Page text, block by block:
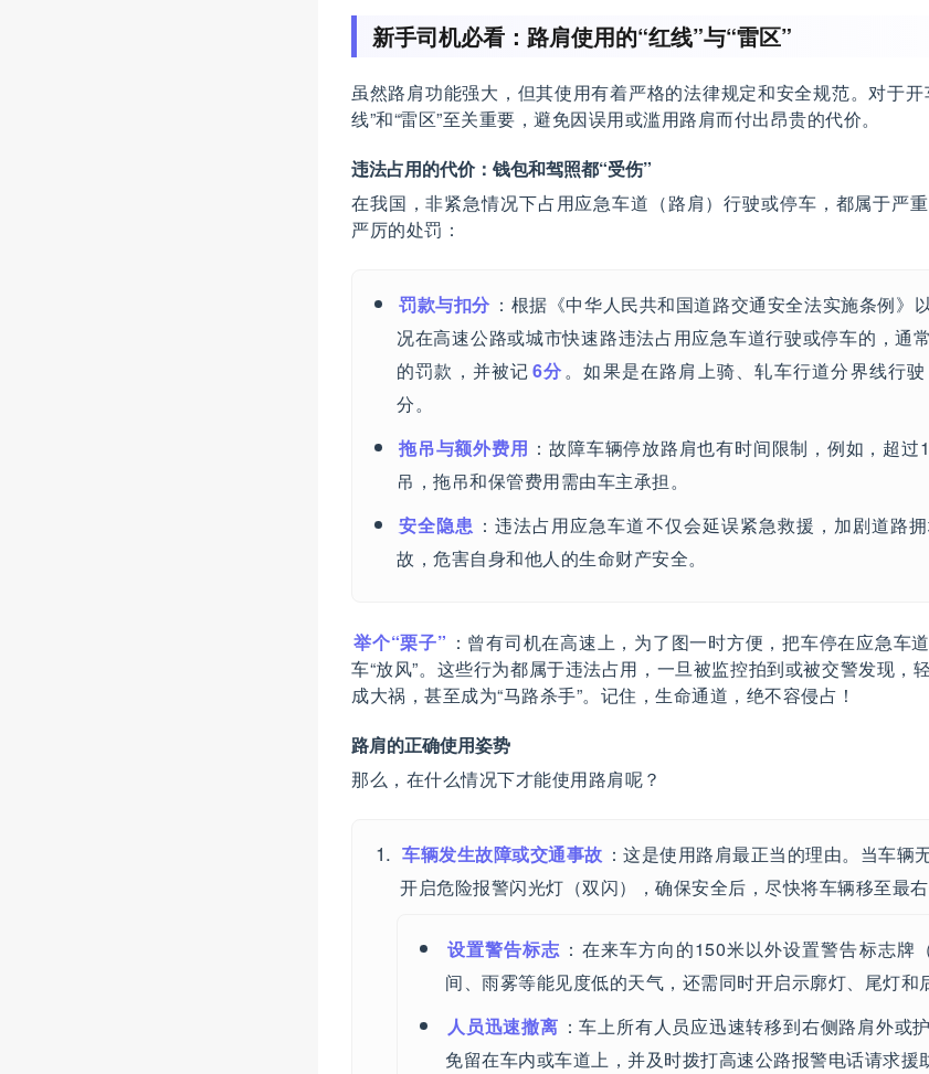
新手司机必看：路肩使用的“红线”与“雷区”
虽然路肩功能强大，但其使用有着严格的法律规定和安全规范。对于
线”和“雷区”至关重要，避免因误用或滥用路肩而付出昂贵的代价。
违法占用的代价：钱包和驾照都“受伤”
在我国，非紧急情况下占用应急车道（路肩）行驶或停车，都属于严
严厉的处罚：
罚款与扣分 ：根据《中华人民共和国道路交通安全法实施条例》
况在高速公路或城市快速路违法占用应急车道行驶或停车的，通
的罚款，并被记6分。如果是在路肩上骑、轧车行道分界线行
分。
拖吊与额外费用 ：故障车辆停放路肩也有时间限制，例如，超
吊，拖吊和保管费用需由车主承担。
安全隐患 ：违法占用应急车道不仅会延误紧急救援，加剧道路
故，危害自身和他人的生命财产安全。
举个“栗子” ：曾有司机在高速上，为了图一时方便，把车停在应急车
车“放风”。这些行为都属于违法占用，一旦被监控拍到或被交警发现，
成大祸，甚至成为“马路杀手”。记住，生命通道，绝不容侵占！
路肩的正确使用姿势
那么，在什么情况下才能使用路肩呢？
车辆发生故障或交通事故 ：这是使用路肩最正当的理由。当车辆
开启危险报警闪光灯（双闪），确保安全后，尽快将车辆移至最右
设置警告标志 ：在来车方向的150米以外设置警告标志牌
间、雨雾等能见度低的天气，还需同时开启示廓灯、尾灯和
人员迅速撤离 ：车上所有人员应迅速转移到右侧路肩外或
免留在车内或车道上，并及时拨打高速公路报警电话请求援